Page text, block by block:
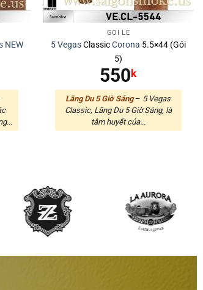
NEW
GÓI LẺ
5 VegasClassicCorona 5.5×44 (Gói
5)
550 k
Lãng Du 5 Giờ Sáng– 5 Vegas
Classic, Lãng Du 5 Giờ Sáng, là
tâm huyết của...